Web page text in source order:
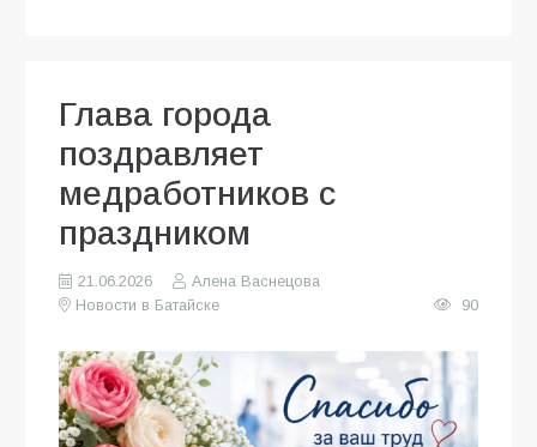
Глава города
поздравляет
медработников с
праздником
21.06.2026
Алена Васнецова
Новости в Батайске
90